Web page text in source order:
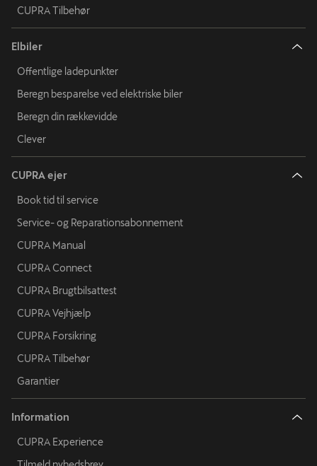
CUPRA Tilbehør
Elbiler
Offentlige ladepunkter
Beregn besparelse ved elektriske biler
Beregn din rækkevidde
Clever
CUPRA ejer
Book tid til service
Service- og Reparationsabonnement
CUPRA Manual
CUPRA Connect
CUPRA Brugtbilsattest
CUPRA Vejhjælp
CUPRA Forsikring
CUPRA Tilbehør
Garantier
Information
CUPRA Experience